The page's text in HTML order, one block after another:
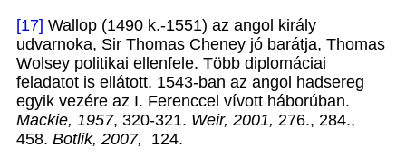
[17] Wallop (1490 k.-1551) az angol király
udvarnoka, Sir Thomas Cheney jó barátja, Thomas
Wolsey politikai ellenfele. Több diplomáciai
feladatot is ellátott. 1543-ban az angol hadsereg
egyik vezére az I. Ferenccel vívott háborúban.
Mackie, 1957, 320-321. Weir, 2001, 276., 284.,
458. Botlik, 2007,
124.